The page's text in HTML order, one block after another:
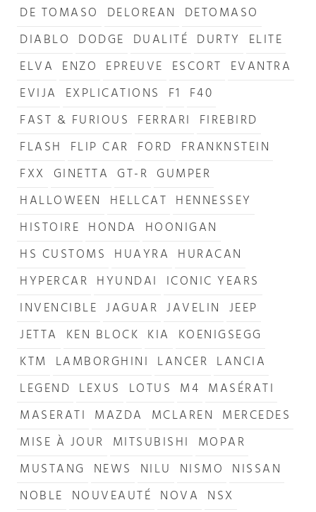
DE TOMASO DELOREAN DETOMASO
DIABLO DODGE DUALITÉ DURTY ELITE
ELVA ENZO EPREUVE ESCORT EVANTRA
EVIJA EXPLICATIONS F1 F40
FAST & FURIOUS FERRARI FIREBIRD
FLASH FLIP CAR FORD FRANKNSTEIN
FXX GINETTA GT-R GUMPER
HALLOWEEN HELLCAT HENNESSEY
HISTOIRE HONDA HOONIGAN
HS CUSTOMS HUAYRA HURACAN
HYPERCAR HYUNDAI ICONIC YEARS
INVENCIBLE JAGUAR JAVELIN JEEP
JETTA KEN BLOCK KIA KOENIGSEGG
KTM LAMBORGHINI LANCER LANCIA
LEGEND LEXUS LOTUS M4 MASÉRATI
MASERATI MAZDA MCLAREN MERCEDES
MISE À JOUR MITSUBISHI MOPAR
MUSTANG NEWS NILU NISMO NISSAN
NOBLE NOUVEAUTÉ NOVA NSX